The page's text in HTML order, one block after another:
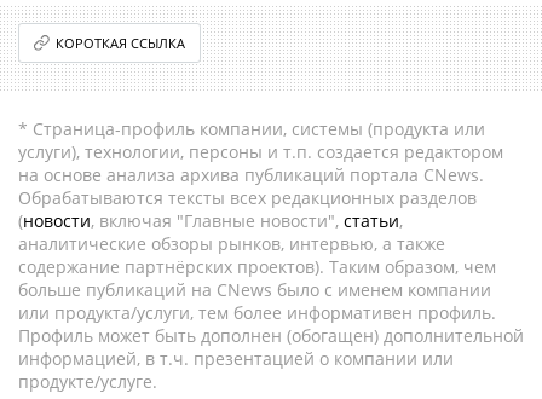
КОРОТКАЯ ССЫЛКА
* Страница-профиль компании, системы (продукта или
услуги), технологии, персоны и т.п. создается редактором
на основе анализа архива публикаций портала CNews.
Обрабатываются тексты всех редакционных разделов
(новости, включая "Главные новости", статьи,
аналитические обзоры рынков, интервью, а также
содержание партнёрских проектов). Таким образом, чем
больше публикаций на CNews было с именем компании
или продукта/услуги, тем более информативен профиль.
Профиль может быть дополнен (обогащен) дополнительной
информацией, в т.ч. презентацией о компании или
продукте/услуге.